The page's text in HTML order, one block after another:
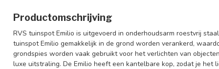
Productomschrijving
RVS tuinspot Emilio is uitgevoerd in onderhoudsarm roestvrij
tuinspot Emilio gemakkelijk in de grond worden verankerd,
grondspies worden vaak gebruikt voor het verlichten van
luxe uitstraling. De Emilio heeft een kantelbare kop, zodat je